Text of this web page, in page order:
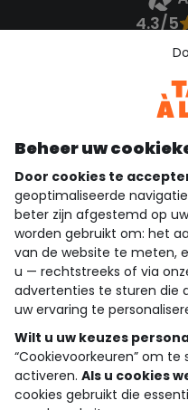
4.3/5
Bekijk de
Ontdek
wie zijn we?
hulp nodig
loyalty club
onze catalogus
Beheer uw
Door cookies te
geoptimaliseerde
beter zijn afgestemd op
worden gebruikt om: het
van de website te meten,
u — rechtstreeks of via
advertenties te sturen die
uw ervaring te
Wilt u uw keuzes
“Cookievoorkeuren” om
activeren. Als u cookies
cookies gebruikt die